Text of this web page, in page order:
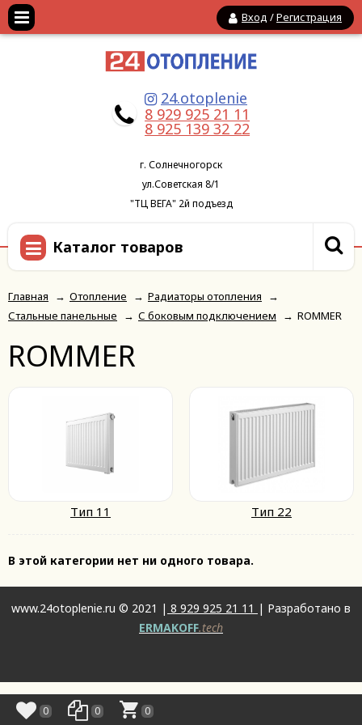
Вход /Регистрация
24.otoplenie
8 929 925 21 11
8 925 139 32 22
г. Солнечногорск
ул.Советская 8/1
"ТЦ ВЕГА" 2й подъезд
Каталог товаров
Главная → Отопление → Радиаторы отопления
→
Стальные панельные
→ С боковым подключением → ROMMER
ROMMER
Тип 11 Тип 22
В этой категории нет ни одного товара.
www.24otoplenie.ru © 2021 | 8 929 925 21 11 | Разработано в
ERMAKOFF.tech
0 0 0